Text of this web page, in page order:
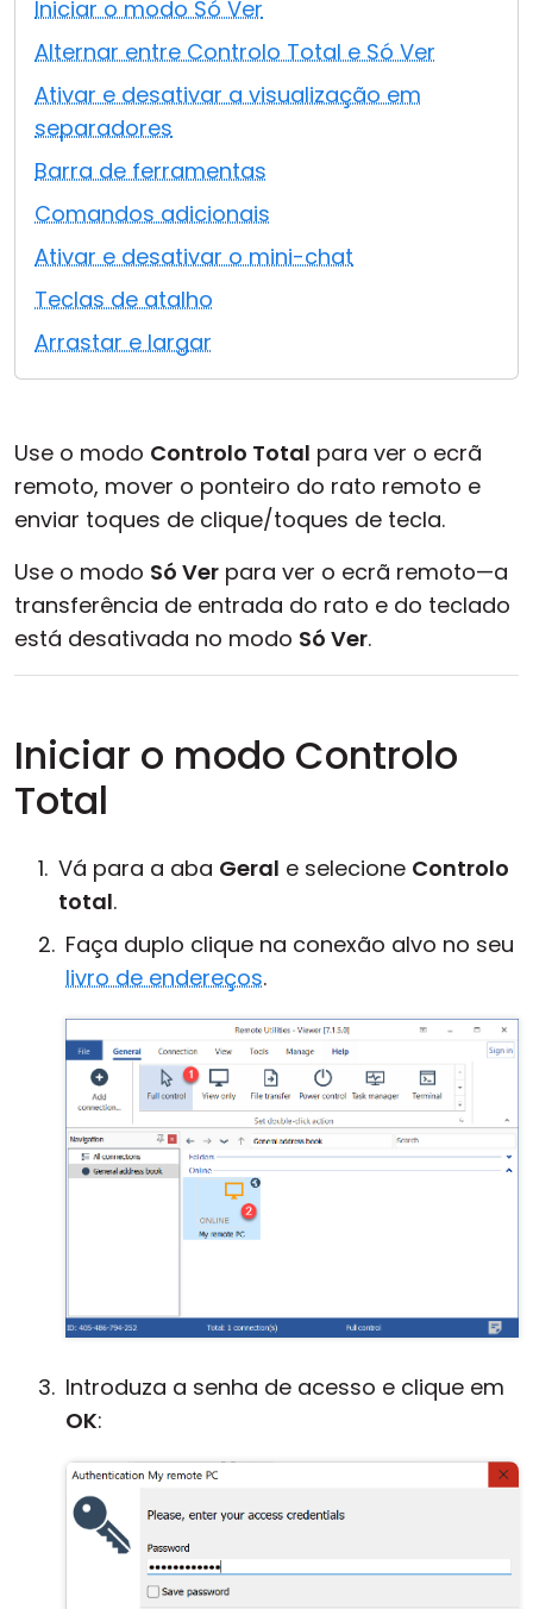
Iniciar o modo Só Ver
Alternar entre Controlo Total e Só Ver
Ativar e desativar a visualização em
separadores
Barra de ferramentas
Comandos adicionais
Ativar e desativar o mini-chat
Teclas de atalho
Arrastar e largar
Use o modo Controlo Total para ver o ecrã
remoto, mover o ponteiro do rato remoto e
enviar toques de clique/toques de tecla.
Use o modo Só Ver para ver o ecrã remoto—a
transferência de entrada do rato e do teclado
está desativada no modo Só Ver.
Iniciar o modo Controlo
Total
Vá para a aba Geral e selecione Controlo
total.
Faça duplo clique na conexão alvo no seu
livro de endereços.
Introduza a senha de acesso e clique em
OK: